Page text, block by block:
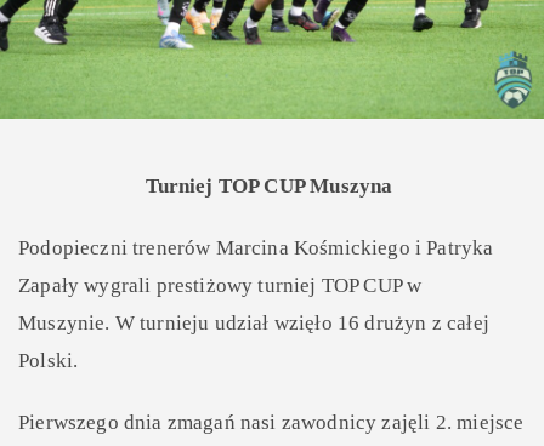
Turniej TOP CUP Muszyna
Podopieczni trenerów Marcina Kośmickiego i Patryka
Zapały wygrali prestiżowy turniej TOP CUP w
Muszynie. W turnieju udział wzięło 16 drużyn z całej
Polski.
Pierwszego dnia zmagań nasi zawodnicy zajęli 2. miejsce